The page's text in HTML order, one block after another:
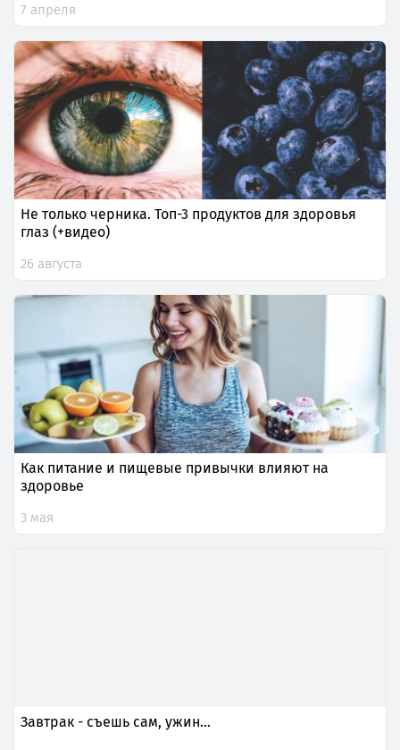
7 апреля
Не только черника. Топ-3 продуктов для здоровья
глаз (+видео)
26 августа
Как питание и пищевые привычки влияют на
здоровье
3 мая
Завтрак - съешь сам, ужин…